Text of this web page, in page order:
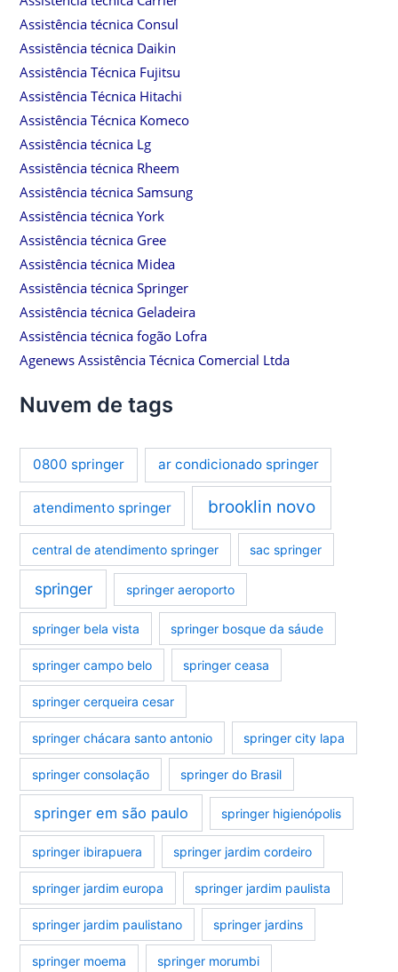
Assistência técnica Consul
Assistência técnica Daikin
Assistência Técnica Fujitsu
Assistência Técnica Hitachi
Assistência Técnica Komeco
Assistência técnica Lg
Assistência técnica Rheem
Assistência técnica Samsung
Assistência técnica York
Assistência técnica Gree
Assistência técnica Midea
Assistência técnica Springer
Assistência técnica Geladeira
Assistência técnica fogão Lofra
Agenews Assistência Técnica Comercial Ltda
Nuvem de tags
0800 springer ar condicionado springer
atendimento springer brooklin novo
central de atendimento springer sac springer
springer springer aeroporto
springer bela vista springer bosque da sáude
springer campo belo springer ceasa
springer cerqueira cesar
springer chácara santo antonio springer city lapa
springer consolação springer do Brasil
springer em são paulo springer higienópolis
springer ibirapuera springer jardim cordeiro
springer jardim europa springer jardim paulista
springer jardim paulistano springer jardins
springer moema springer morumbi